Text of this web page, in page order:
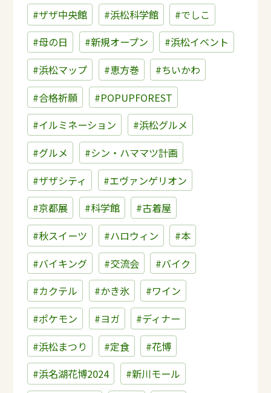
#ザザ中央館
#浜松科学館
#でしこ
#母の日
#新規オープン
#浜松イベント
#浜松マップ
#恵方巻
#ちいかわ
#合格祈願
#POPUPFOREST
#イルミネーション
#浜松グルメ
#グルメ
#シン・ハママツ計画
#ザザシティ
#エヴァンゲリオン
#京都展
#科学館
#古着屋
#秋スイーツ
#ハロウィン
#本
#バイキング
#交流会
#バイク
#カクテル
#かき氷
#ワイン
#ポケモン
#ヨガ
#ディナー
#浜松まつり
#定食
#花博
#浜名湖花博2024
#新川モール